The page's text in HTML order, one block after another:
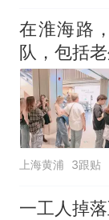
在淮海路
队，包括
上海黄浦 3跟贴
一工人掉